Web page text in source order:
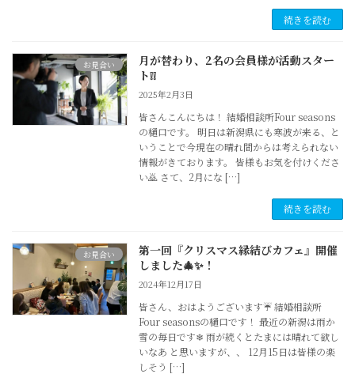
続きを読む
お見合い
月が替わり、2名の会員様が活動スター
ト❕❕
2025年2月3日
皆さんこんにちは！ 結婚相談所Four seasons
の樋口です。 明日は新潟県にも寒波が来る、と
いうことで今現在の晴れ間からは考えられない
情報がきております。 皆様もお気を付けくださ
い🙇 さて、2月にな […]
続きを読む
お見合い
第一回『クリスマス縁結びカフェ』開催
しました🎄✨！
2024年12月17日
皆さん、おはようございます☔ 結婚相談所
Four seasonsの樋口です！ 最近の新潟は雨か
雪の毎日です❄ 雨が続くとたまには晴れて欲し
いなあ と思いますが、、 12月15日は皆様の楽
しそう […]